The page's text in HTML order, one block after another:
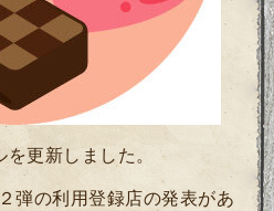
更新しました。
弾の利用登録店の発表があ